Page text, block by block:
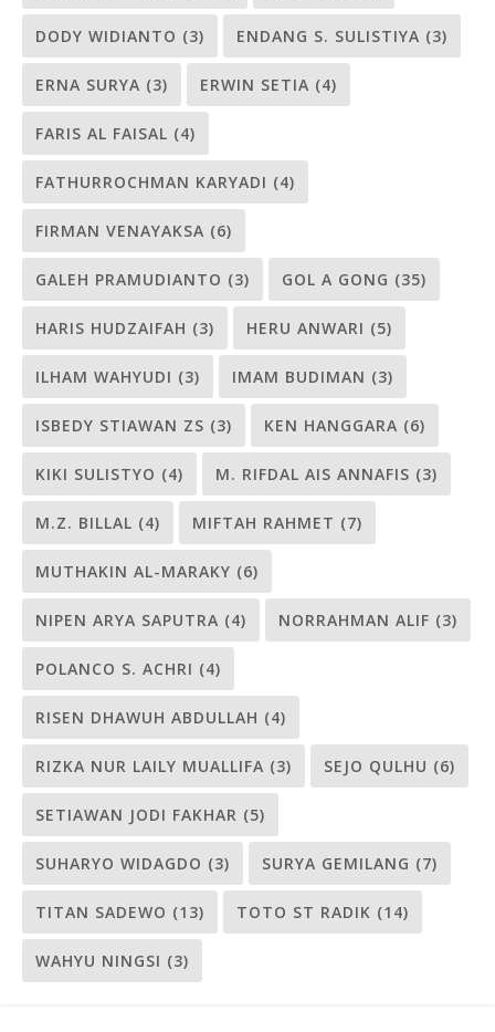
DODY WIDIANTO (3) ENDANG S. SULISTIYA (3)
ERNA SURYA (3) ERWIN SETIA (4)
FARIS AL FAISAL (4)
FATHURROCHMAN KARYADI (4)
FIRMAN VENAYAKSA (6)
GALEH PRAMUDIANTO (3) GOL A GONG (35)
HARIS HUDZAIFAH (3) HERU ANWARI (5)
ILHAM WAHYUDI (3) IMAM BUDIMAN (3)
ISBEDY STIAWAN ZS (3) KEN HANGGARA (6)
KIKI SULISTYO (4) M. RIFDAL AIS ANNAFIS (3)
M.Z. BILLAL (4) MIFTAH RAHMET (7)
MUTHAKIN AL-MARAKY (6)
NIPEN ARYA SAPUTRA (4) NORRAHMAN ALIF (3)
POLANCO S. ACHRI (4)
RISEN DHAWUH ABDULLAH (4)
RIZKA NUR LAILY MUALLIFA (3) SEJO QULHU (6)
SETIAWAN JODI FAKHAR (5)
SUHARYO WIDAGDO (3) SURYA GEMILANG (7)
TITAN SADEWO (13) TOTO ST RADIK (14)
WAHYU NINGSI (3)